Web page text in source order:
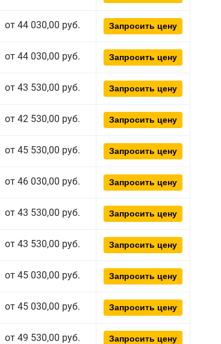
от 44 030,00 руб. Запросить цену
от 44 030,00 руб. Запросить цену
от 43 530,00 руб. Запросить цену
от 42 530,00 руб. Запросить цену
от 45 530,00 руб. Запросить цену
от 46 030,00 руб. Запросить цену
от 43 530,00 руб. Запросить цену
от 43 530,00 руб. Запросить цену
от 45 030,00 руб. Запросить цену
от 45 030,00 руб. Запросить цену
от 49 530,00 руб. Запросить цену